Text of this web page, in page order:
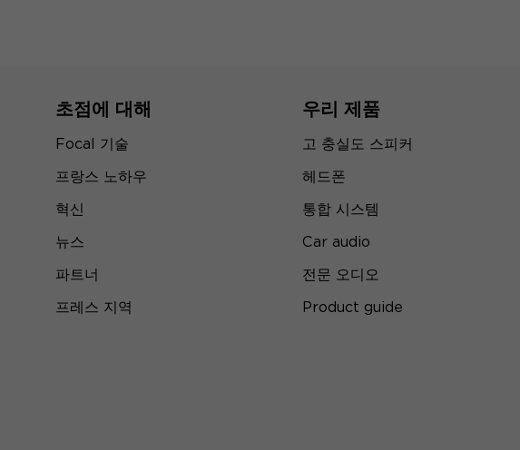
초점에 대해
Focal 기술
프랑스 노하우
혁신
뉴스
파트너
프레스 지역
우리 제품
고 충실도 스피커
헤드폰
통합 시스템
Car audio
전문 오디오
Product guide